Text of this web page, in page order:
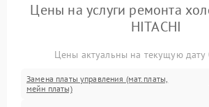
Цены на услуги ремонта
HITACHI
Цены актуальны на текущую дату
Замена платы управления (мат.платы,
мейн платы)